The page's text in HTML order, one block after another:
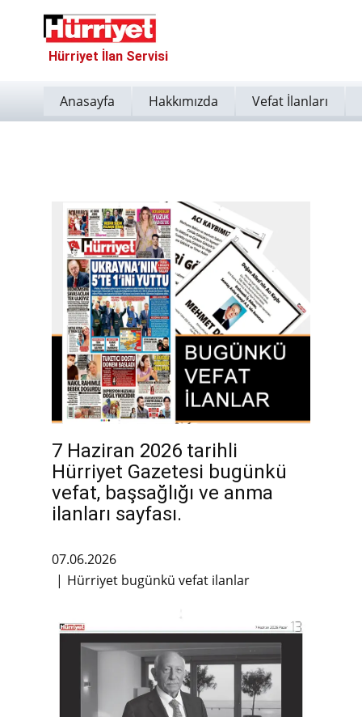
Hürriyet İlan Servisi
Anasayfa Hakkımızda Vefat İlanları
7 Haziran 2026 tarihli
Hürriyet Gazetesi bugünkü
vefat, başsağlığı ve anma
ilanları sayfası.
07.06.2026
Hürriyet bugünkü vefat ilanlar